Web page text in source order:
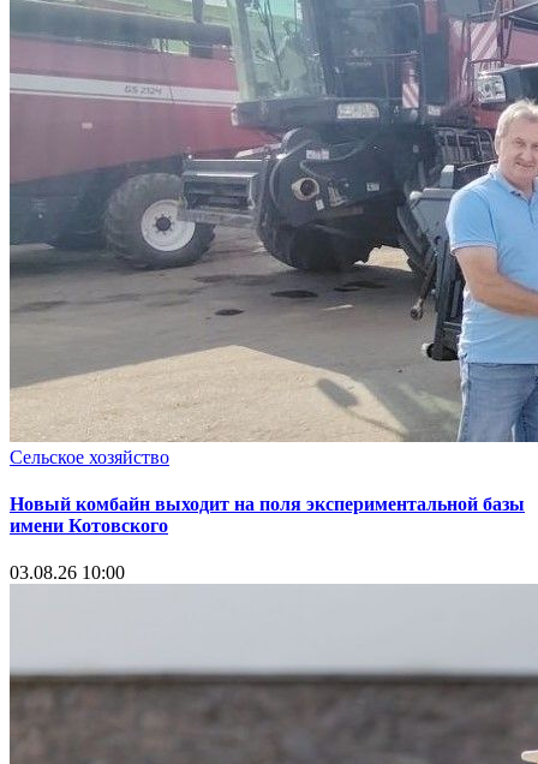
Сельское хозяйство
Новый комбайн выходит на поля экспериментальной базы
имени Котовского
03.08.26 10:00